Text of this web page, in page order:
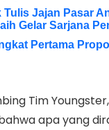
Tulis Jajan Pasar
Gelar Sarjana
Pertama
Tim
apa yang